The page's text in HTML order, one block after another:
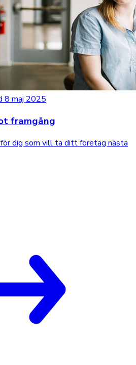
8 maj 2025
framgång
dig som vill ta ditt företag nästa